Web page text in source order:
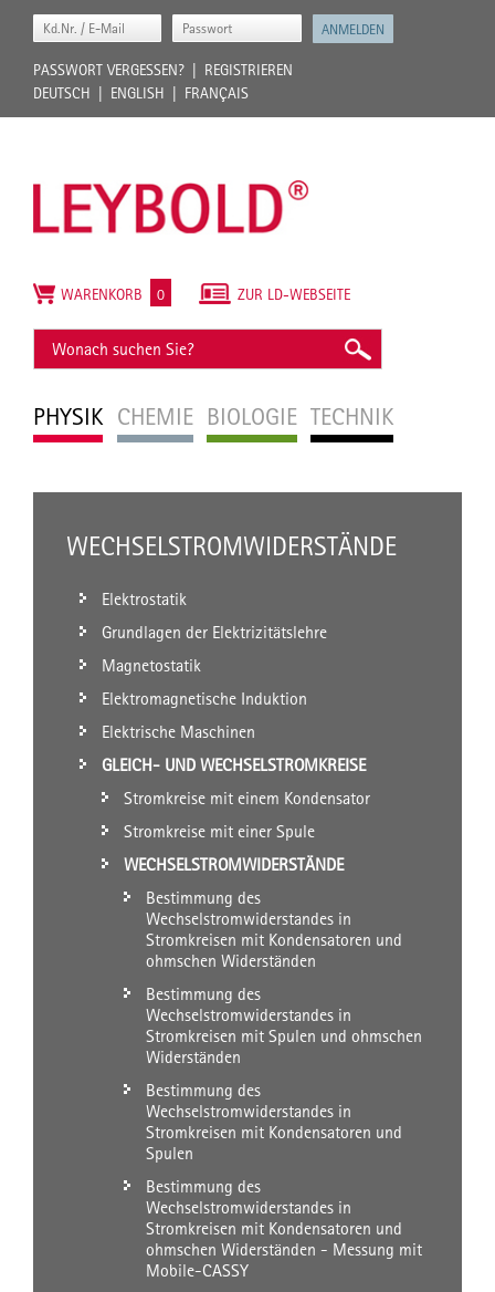
PASSWORT VERGESSEN?
REGISTRIEREN
DEUTSCH
ENGLISH FRANÇAIS
PHYSIK CHEMIE BIOLOGIE TECHNIK
ZUR LD-WEBSEITE
WARENKORB 0
WECHSELSTROMWIDERSTÄNDE
Elektrostatik
Grundlagen der Elektrizitätslehre
Magnetostatik
Elektromagnetische Induktion
Elektrische Maschinen
GLEICH- UND WECHSELSTROMKREISE
Stromkreise mit einem Kondensator
Stromkreise mit einer Spule
WECHSELSTROMWIDERSTÄNDE
Bestimmung des
Wechselstromwiderstandes in
Stromkreisen mit Kondensatoren und
ohmschen Widerständen
Bestimmung des
Wechselstromwiderstandes in
Stromkreisen mit Spulen und ohmschen
Widerständen
Bestimmung des
Wechselstromwiderstandes in
Stromkreisen mit Kondensatoren und
Spulen
Bestimmung des
Wechselstromwiderstandes in
Stromkreisen mit Kondensatoren und
ohmschen Widerständen - Messung mit
Mobile-CASSY